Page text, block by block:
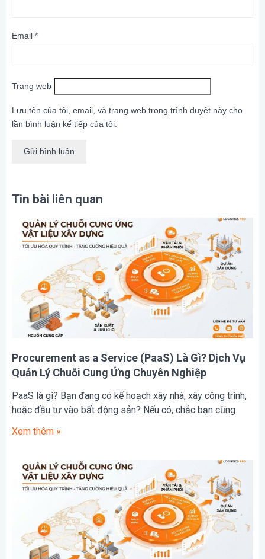
Email *
Trang web
Lưu tên của tôi, email, và trang web trong trình duyệt này cho
lần bình luận kế tiếp của tôi.
Tin bài liên quan
Procurement as a Service (PaaS) Là Gì? Dịch Vụ
Quản Lý Chuỗi Cung Ứng Chuyên Nghiệp
PaaS là gì? Bạn đang có kế hoạch xây nhà, xây công trình,
hoặc đầu tư vào bất động sản? Nếu có, chắc bạn cũng
Xem thêm »